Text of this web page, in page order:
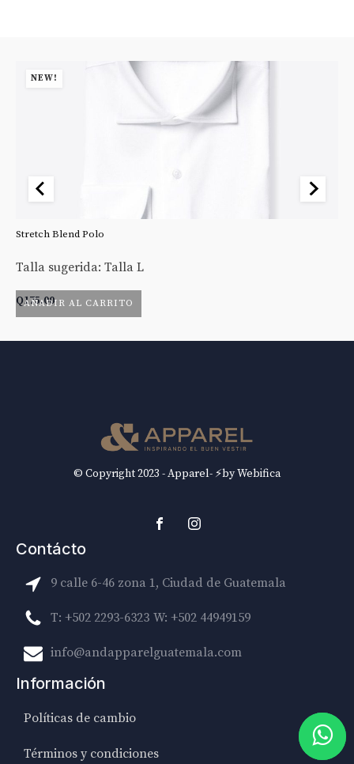
NEW!
AÑADIR AL CARRITO
Stretch Blend Polo
Talla sugerida: Talla L
Q175.00
© Copyright 2023 - Apparel- ⚡by Webifica
Contácto
9 calle 6-46 zona 1, Ciudad de Guatemala
T: +502 2293-6323 W: +502 44949159
info@andapparelguatemala.com
Información
Políticas de cambio
Términos y condiciones